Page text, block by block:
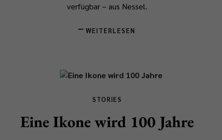
verfügbar – aus Nessel.
WEITERLESEN
STORIES
Eine Ikone wird 100 Jahre